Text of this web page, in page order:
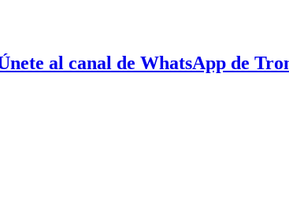
al canal de WhatsApp de